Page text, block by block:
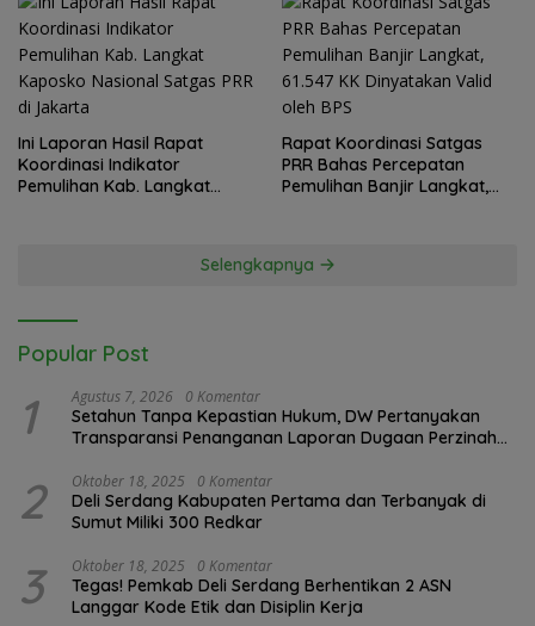
Ini Laporan Hasil Rapat
Koordinasi Indikator
Pemulihan Kab. Langkat
Rapat Koordinasi Satgas
PRR Bahas Percepatan
Pemulihan Banjir Langkat,
Selengkapnya
Popular Post
1 Agustus 7, 2026 0 Komentar
Setahun Tanpa Kepastian Hukum, DW Pertanyakan
Transparansi Penanganan Laporan Dugaan Perzinahan
2 Oktober 18, 2025 0 Komentar
Deli Serdang Kabupaten Pertama dan Terbanyak di
Sumut Miliki 300 Redkar
3 Oktober 18, 2025 0 Komentar
Tegas! Pemkab Deli Serdang Berhentikan 2 ASN
Langgar Kode Etik dan Disiplin Kerja